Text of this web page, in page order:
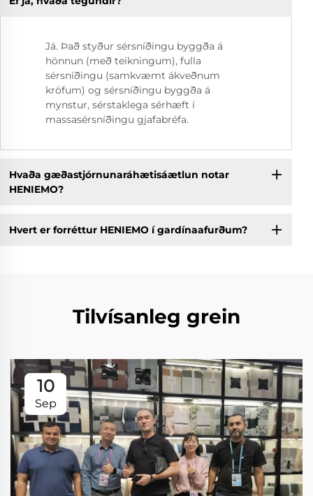
Já. Það styður sérsníðingu byggða á
hönnun (með teikningum), fulla
sérsníðingu (samkvæmt ákveðnum
kröfum) og sérsníðingu byggða á
mynstur, sérstaklega sérhæft í
massasérsníðingu gjafabréfa.
Hvaða gæðastjórnunaráhætisáætlun notar
HENIEMO?
Hvert er forréttur HENIEMO í gardínaafurðum?
Tilvísanleg grein
10
Sep